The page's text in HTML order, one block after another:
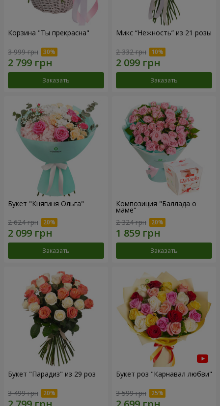
Корзина "Ты прекрасна"
3 999 грн
Заказать
Микс “Нежность” из 21 розы
2 332 грн
Заказать
Букет "Княгиня Ольга"
2 624 грн
Заказать
Композиция "Баллада о
маме"
2 324 грн
Заказать
Букет "Парадиз" из 29 роз
3 499 грн
Букет роз "Карнавал любви"
3 599 грн